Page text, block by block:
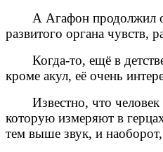
А Агафон продолжил
развитого органа чувств,
Когда-то, ещё в
кроме акул, её очень
Известно, что
которую измеряют в
тем выше звук, и